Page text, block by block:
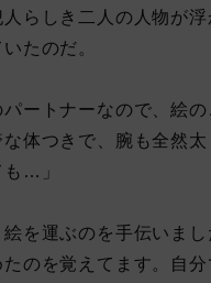
らしき二人の人物が
たのだ。
パートナーなので、絵
な体つきで、腕も全然
…」
絵を運ぶのを手伝いま
のを覚えてます。自